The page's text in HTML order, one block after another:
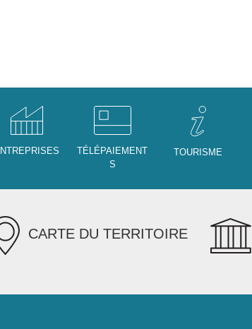
TÉLÉPAIEMENT
S
TOURISME
CARTE DU TERRITOIRE